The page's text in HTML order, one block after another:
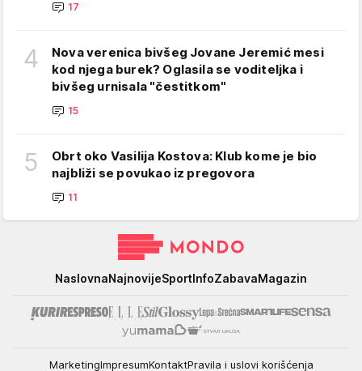
17
4
Nova verenica bivšeg Jovane Jeremić mesi
kod njega burek? Oglasila se voditeljka i
bivšeg urnisala "čestitkom"
15
5
Obrt oko Vasilija Kostova: Klub kome je bio
najbliži se povukao iz pregovora
11
NaslovnaNajnovijeSportInfoZabavaMagazin
MarketingImpresumKontaktPravila i uslovi korišćenja